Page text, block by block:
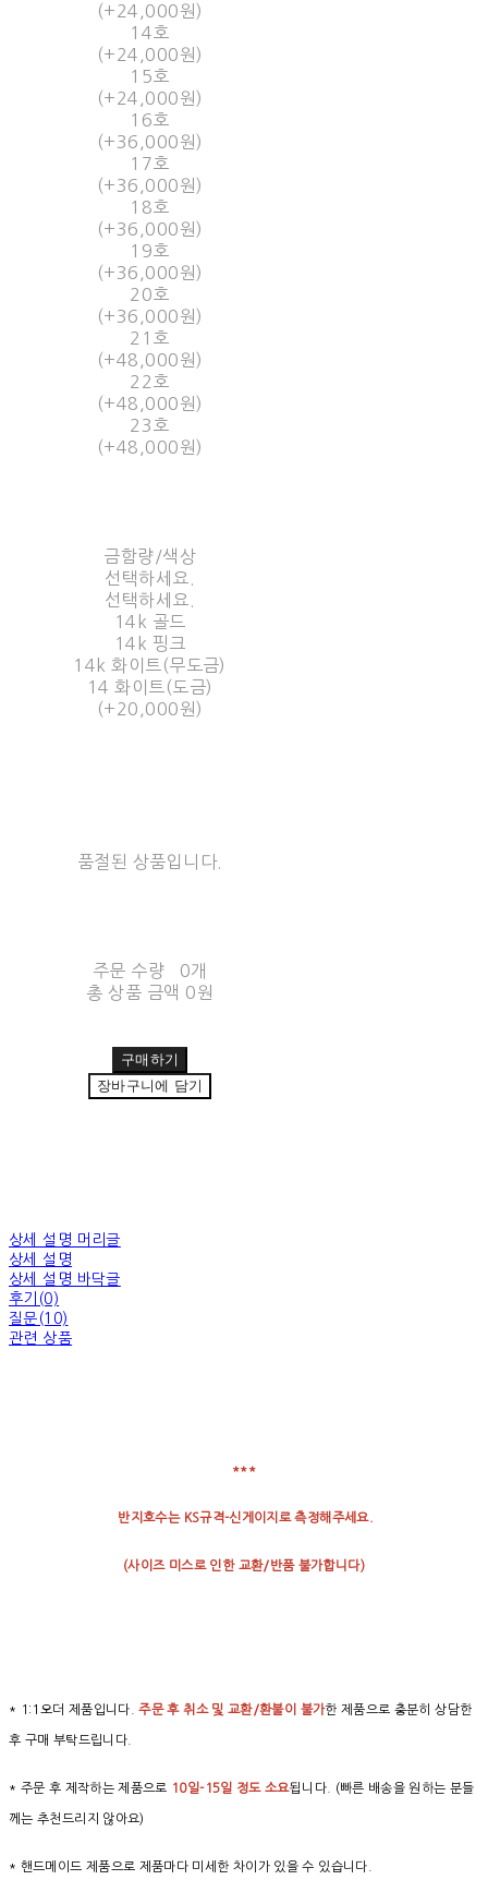
(+24,000원)
14호
(+24,000원)
15호
(+24,000원)
16호
(+36,000원)
17호
(+36,000원)
18호
(+36,000원)
19호
(+36,000원)
20호
(+36,000원)
21호
(+48,000원)
22호
(+48,000원)
23호
(+48,000원)
금함량/색상
선택하세요.
선택하세요.
14k 골드
14k 핑크
14k 화이트(무도금)
14 화이트(도금)
(+20,000원)
품절된 상품입니다.
주문 수량
0개
총 상품 금액 0원
구매하기
장바구니에 담기
상세 설명 머리글
상세 설명
상세 설명 바닥글
후기(0)
질문(10)
관련 상품
***
반지호수는 KS규격-신게이지로 측정해주세요.
(사이즈 미스로 인한 교환/반품 불가합니다)
* 1:1오더 제품입니다.주문 후 취소 및 교환/환불이 불가한 제품으로 충분히 상담한
후 구매 부탁드립니다.
* 주문 후 제작하는 제품으로 10일-15일 정도 소요됩니다. (빠른 배송을 원하는 분들
께는 추천드리지 않아요)
* 핸드메이드 제품으로 제품마다 미세한 차이가 있을 수 있습니다.